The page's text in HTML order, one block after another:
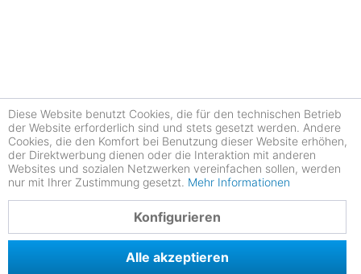
Diese Website benutzt Cookies, die für den technischen Betrieb
der Website erforderlich sind und stets gesetzt werden. Andere
Cookies, die den Komfort bei Benutzung dieser Website erhöhen,
der Direktwerbung dienen oder die Interaktion mit anderen
Websites und sozialen Netzwerken vereinfachen sollen, werden
nur mit Ihrer Zustimmung gesetzt. Mehr Informationen
Konfigurieren
Alle akzeptieren